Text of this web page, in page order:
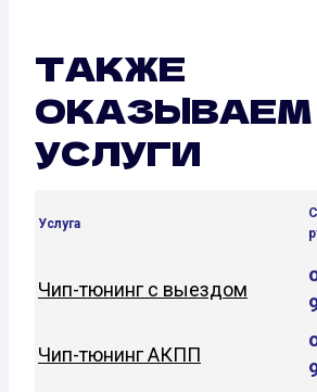
ТАКЖЕ
ОКАЗЫВАЕМ
УСЛУГИ
Услуга
Чип-тюнинг с выездом
Чип-тюнинг АКПП